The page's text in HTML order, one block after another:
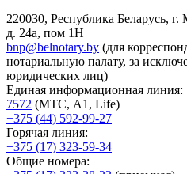
220030, Республика Беларусь,
д. 24а, пом 1Н
bnp@belnotary.by (для
нотариальную палату, за
юридических лиц)
Единая информационная линия:
7572 (МТС, A1, Life)
+375 (44) 592-99-27
Горячая линия:
+375 (17) 323-59-34
Общие номера: